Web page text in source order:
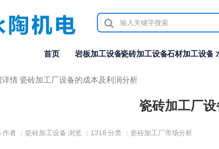
首页 岩板加工设备瓷砖加工设备石材加工设备
详情 瓷砖加工厂设备的成本及利润分析
瓷砖加工厂
作者 ：瓷砖加工设备 浏览 ： 1318 分类 ：瓷砖加工厂市场分析